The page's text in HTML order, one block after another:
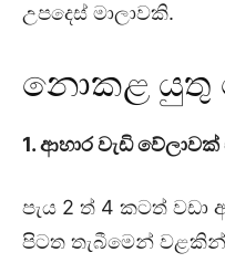
උපදෙස් මාලාවකි.
නොකළ යුතු
1. ආහාර වැඩි
පැය 2 ත් 4 කටත් වඩා
පිටත තැබීමෙන්